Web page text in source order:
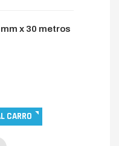
x 30 metros